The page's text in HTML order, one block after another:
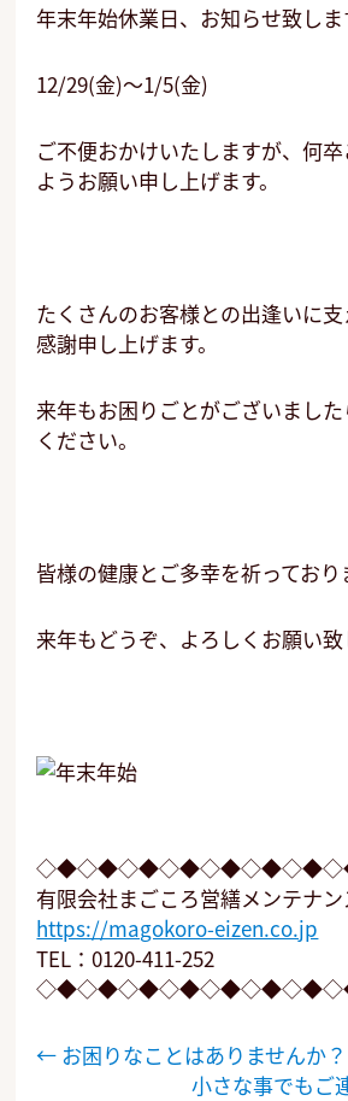
年末年始休業日、お知らせ致しま
12/29(金)～1/5(金)
ご不便おかけいたしますが、何
ようお願い申し上げます。
たくさんのお客様との出逢いに
感謝申し上げます。
来年もお困りごとがございまし
ください。
皆様の健康とご多幸を祈っており
来年もどうぞ、よろしくお願い致
有限会社まごころ営繕メンテナン
https://magokoro-eizen.co.jp
TEL：0120-411-252
稿
← お困りなことはありませんか？
小さな事でもご